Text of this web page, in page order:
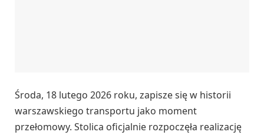
Środa, 18 lutego 2026 roku, zapisze się w historii
warszawskiego transportu jako moment
przełomowy. Stolica oficjalnie rozpoczęła realizację